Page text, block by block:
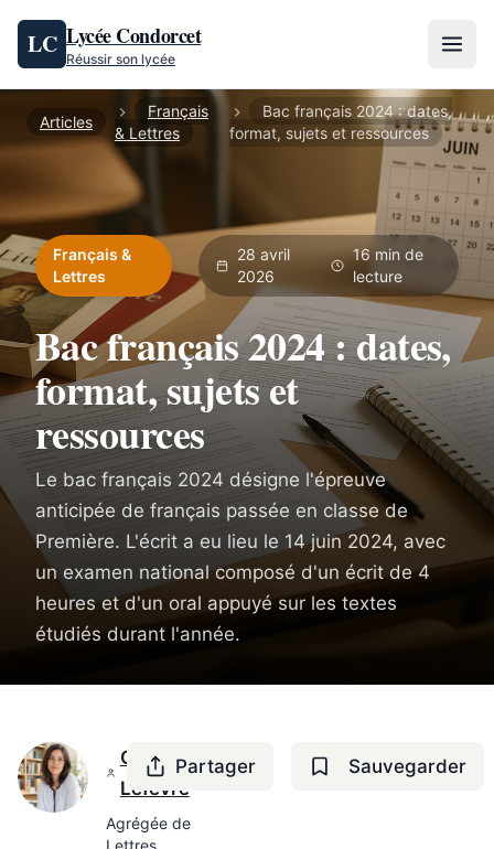
Aller au contenu
LC Lycée Condorcet
Réussir son lycée
Articles
Français
& Lettres
Bac français 2024 : dates,
format, sujets et ressources
Français &
Lettres
28 avril
2026
16 min de
lecture
Bac français 2024 : dates,
format, sujets et
ressources
Le bac français 2024 désigne l'épreuve
anticipée de français passée en classe de
Première. L'écrit a eu lieu le 14 juin 2024, avec
un examen national composé d'un écrit de 4
heures et d'un oral appuyé sur les textes
étudiés durant l'année.
Camille
Lefèvre
Agrégée de
Lettres
Partager Sauvegarder